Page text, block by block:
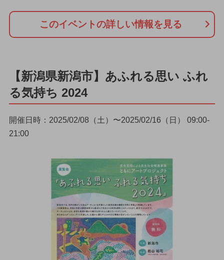
このイベントの詳しい情報を見る
【新潟県新潟市】あふれる思い ふれ
る気持ち 2024
開催日時：2025/02/08（土）〜2025/02/16（日） 09:00-
21:00